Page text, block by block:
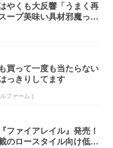
やくも大反響「うまく再
ープ美味い具材邪魔って
買って一度も当たらない
っきりしてます
ファーム )
ファイアレイル』発売！
のロースタイル向け低型